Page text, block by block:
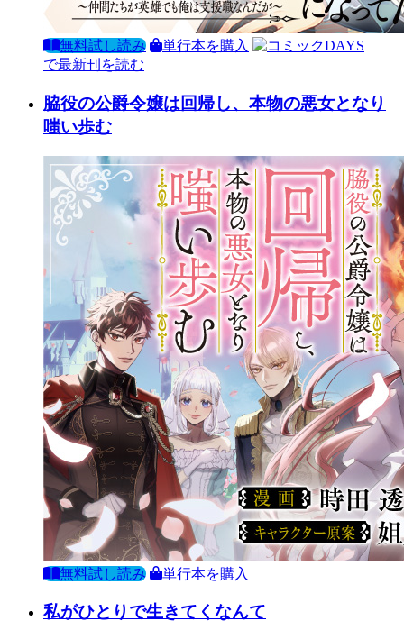
無料試し読み
単行本を購入
で最新刊を読む
脇役の公爵令嬢は回帰し、本物の悪女となり
嗤い歩む
無料試し読み 単行本を購入
私がひとりで生きてくなんて